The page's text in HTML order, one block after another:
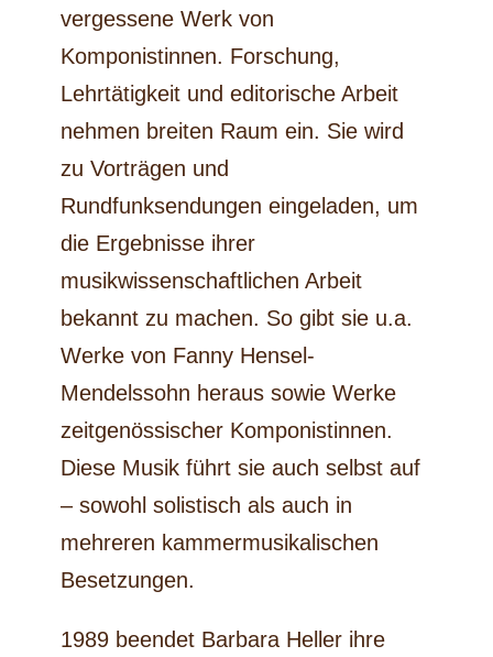
vergessene Werk von
Komponistinnen. Forschung,
Lehrtätigkeit und editorische Arbeit
nehmen breiten Raum ein. Sie wird
zu Vorträgen und
Rundfunksendungen eingeladen, um
die Ergebnisse ihrer
musikwissenschaftlichen Arbeit
bekannt zu machen. So gibt sie u.a.
Werke von Fanny Hensel-
Mendelssohn heraus sowie Werke
zeitgenössischer Komponistinnen.
Diese Musik führt sie auch selbst auf
– sowohl solistisch als auch in
mehreren kammermusikalischen
Besetzungen.
1989 beendet Barbara Heller ihre